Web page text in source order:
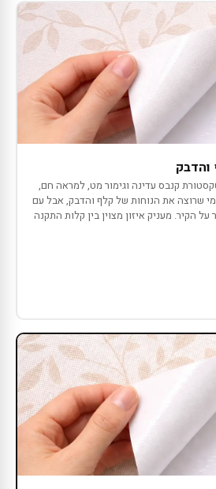
והדבק
קנבס עדינה וגימור מט, למראה חם,
למי שרוצה את הנוחות של קלף והדבק, אבל עם
הקיר. מעניק איזון מצוין בין קלות התקנה